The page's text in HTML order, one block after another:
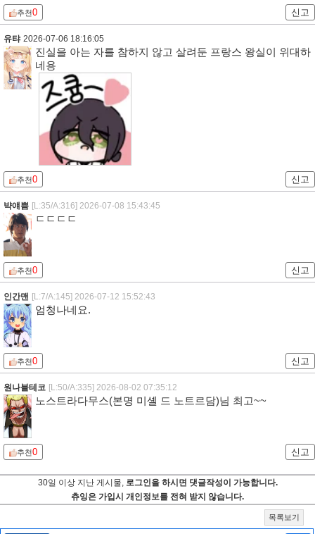
추천0 신고
유탸 2026-07-06 18:16:05
진실을 아는 자를 참하지 않고 살려둔 프랑스 왕실이 위대하
네용
추천0 신고
뱍얘쁨 [L:35/A:316] 2026-07-08 15:43:45
ㄷㄷㄷㄷ
추천0 신고
인간맨 [L:7/A:145] 2026-07-12 15:52:43
엄청나네요.
추천0 신고
원나블테코 [L:50/A:335] 2026-08-02 07:35:12
노스트라다무스(본명 미셸 드 노트르담)님 최고~~
추천0 신고
30일 이상 지난 게시물, 로그인을 하시면 댓글작성이 가능합니다.
츄잉은 가입시 개인정보를 전혀 받지 않습니다.
목록보기